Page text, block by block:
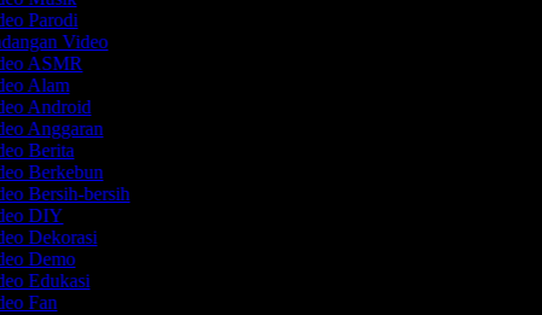
Parodi
Video
ASMR
Alam
Android
Anggaran
Berita
Berkebun
Bersih-bersih
DIY
Dekorasi
Demo
Edukasi
Fan